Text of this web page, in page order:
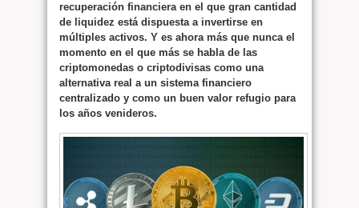
recuperación financiera en el que gran cantidad
de liquidez está dispuesta a invertirse en
múltiples activos. Y es ahora más que nunca el
momento en el que más se habla de las
criptomonedas o criptodivisas como una
alternativa real a un sistema financiero
centralizado y como un buen valor refugio para
los años venideros.